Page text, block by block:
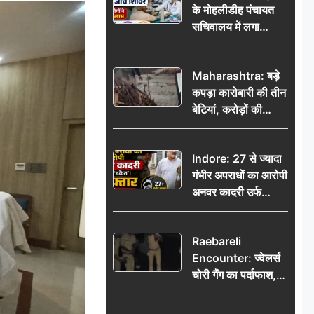
के मोहलीडीह पंचायत
सचिवालय में लगा
निःशुल्क स्वास्थ्य जांच
उठाया लाभ
Maharashtra: बड़े
कपड़ा कारोबारी की तीन
बेटियां, करोड़ों की
कमाई… फिर भी पिता
अंतिम दिन, 5100 रुपये
भेजकर कहा– अंतिम
संस्कार कर दीजिए हम
नहीं आ पाएंगे
Indore: 27 से ज्यादा
गंभीर अपराधों का आरोपी
अनवर कादरी उर्फ
‘डकैत’ गिरफ्तार, इंदौर
Raebareli
Encounter: ज्वेलर्स
चोरी गैंग का पर्दाफाश,
पुलिस मुठभेड़ में दो